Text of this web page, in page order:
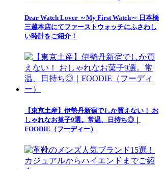
Dear Watch Lover ～My First Watch～ 日本橋
三越本店にてファーストウォッチにふさわし
い時計をご紹介！
【東京土産】伊勢丹新宿でしか買えない！ お
しゃれなお菓子9選。常温、日持ち◎｜
FOODIE（フーディー）